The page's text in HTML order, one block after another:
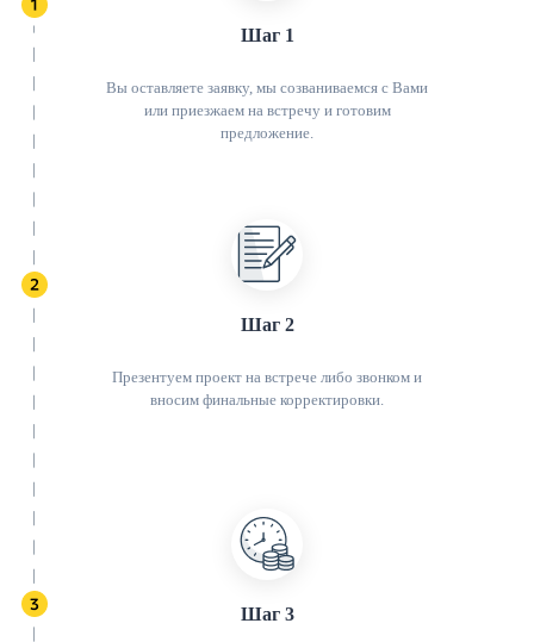
Шаг 1
Вы оставляете заявку, мы созваниваемся с Вами
или приезжаем на встречу и готовим
предложение.
Шаг 2
Презентуем проект на встрече либо звонком и
вносим финальные корректировки.
Шаг 3